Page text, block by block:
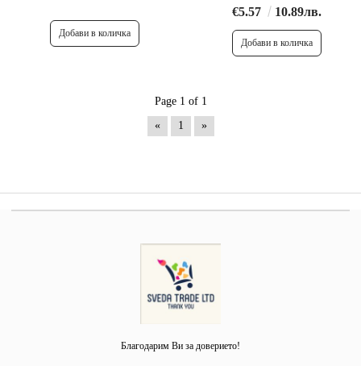
€5.57 10.89лв.
Page 1 of 1
« 1 »
Благодарим Ви за доверието!